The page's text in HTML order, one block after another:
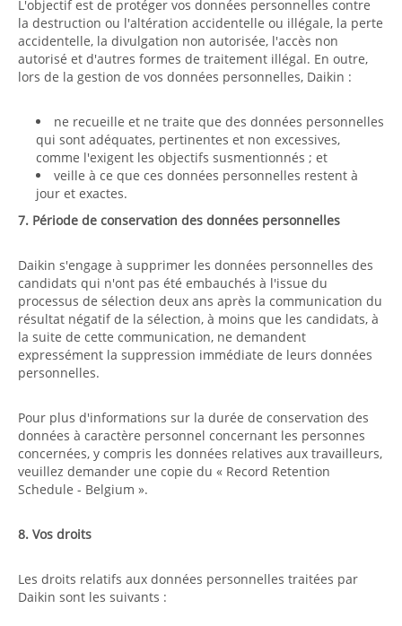
L'objectif est de protéger vos données personnelles contre
la destruction ou l'altération accidentelle ou illégale, la perte
accidentelle, la divulgation non autorisée, l'accès non
autorisé et d'autres formes de traitement illégal. En outre,
lors de la gestion de vos données personnelles, Daikin :
ne recueille et ne traite que des données personnelles
qui sont adéquates, pertinentes et non excessives,
comme l'exigent les objectifs susmentionnés ; et
veille à ce que ces données personnelles restent à
jour et exactes.
7. Période de conservation des données personnelles
Daikin s'engage à supprimer les données personnelles des
candidats qui n'ont pas été embauchés à l'issue du
processus de sélection deux ans après la communication du
résultat négatif de la sélection, à moins que les candidats, à
la suite de cette communication, ne demandent
expressément la suppression immédiate de leurs données
personnelles.
Pour plus d'informations sur la durée de conservation des
données à caractère personnel concernant les personnes
concernées, y compris les données relatives aux travailleurs,
veuillez demander une copie du « Record Retention
Schedule - Belgium ».
8. Vos droits
Les droits relatifs aux données personnelles traitées par
Daikin sont les suivants :